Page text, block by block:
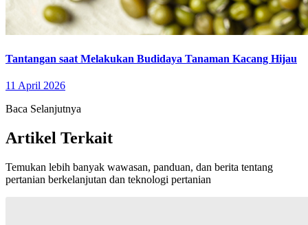
Tantangan saat Melakukan Budidaya Tanaman Kacang Hijau
11 April 2026
Baca Selanjutnya
Artikel Terkait
Temukan lebih banyak wawasan, panduan, dan berita tentang
pertanian berkelanjutan dan teknologi pertanian